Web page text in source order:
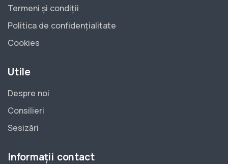
Termeni și condiții
Politica de confidențialitate
Cookies
Utile
Despre noi
Consilieri
Sesizări
Informații contact